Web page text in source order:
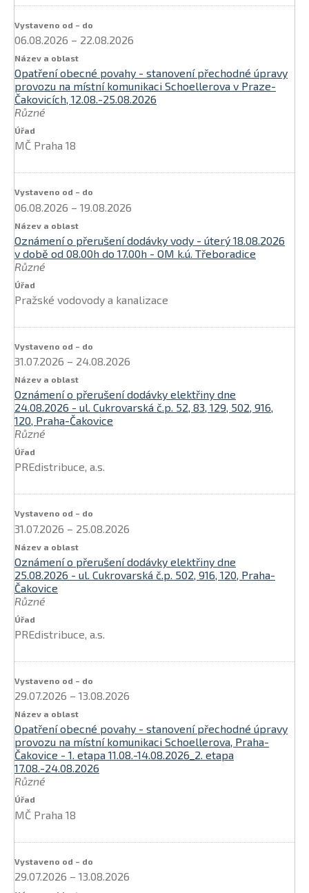
06.08.2026 – 22.08.2026
Opatření obecné povahy - stanovení přechodné úpravy
provozu na místní komunikaci Schoellerova v Praze-
Čakovicích, 12.08.-25.08.2026
Různé
MČ Praha 18
06.08.2026 – 19.08.2026
Oznámení o přerušení dodávky vody - úterý 18.08.2026
v době od 08.00h do 17.00h - OM k.ú. Třeboradice
Různé
Pražské vodovody a kanalizace
31.07.2026 – 24.08.2026
Oznámení o přerušení dodávky elektřiny dne
24.08.2026 - ul. Cukrovarská č.p. 52, 83, 129, 502, 916,
120, Praha-Čakovice
Různé
PREdistribuce, a.s.
31.07.2026 – 25.08.2026
Oznámení o přerušení dodávky elektřiny dne
25.08.2026 - ul. Cukrovarská č.p. 502, 916, 120, Praha-
Čakovice
Různé
PREdistribuce, a.s.
29.07.2026 – 13.08.2026
Opatření obecné povahy - stanovení přechodné úpravy
provozu na místní komunikaci Schoellerova, Praha-
Čakovice - 1. etapa 11.08.-14.08.2026_2. etapa
17.08.-24.08.2026
Různé
MČ Praha 18
29.07.2026 – 13.08.2026